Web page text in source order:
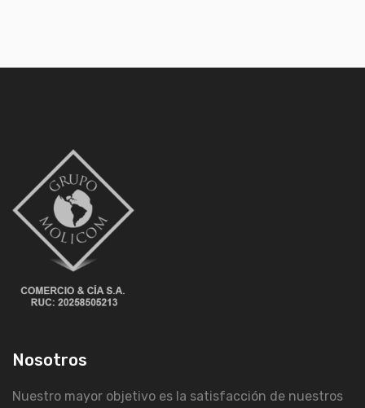
Nosotros
Nuestro mayor objetivo es la satisfacción de nuestros